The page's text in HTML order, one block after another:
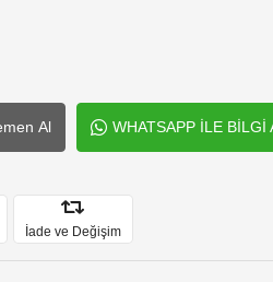
Al WHATSAPP İLE BİLGİ
İade ve Değişim